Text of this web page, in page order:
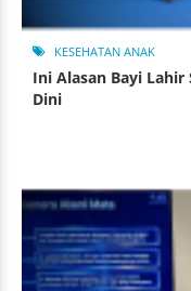
KESEHATAN ANAK
Ini Alasan Bayi Lahir
Dini